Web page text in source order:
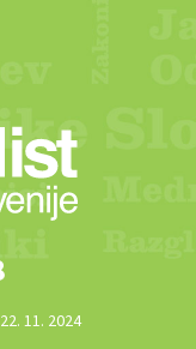
11. 2024